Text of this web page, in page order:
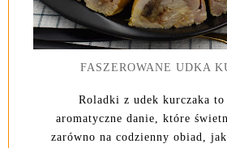
FASZEROWANE UDKA
Roladki z udek kurczaka to
aromatyczne danie, które
zarówno na codzienny obiad,